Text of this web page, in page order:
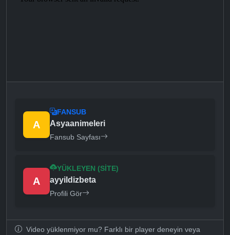
A
FANSUB
Asyaanimeleri
Fansub Sayfası
A
YÜKLEYEN (SITE)
ayyildizbeta
Profili Gör
Video yüklenmiyor mu? Farklı bir player deneyin veya